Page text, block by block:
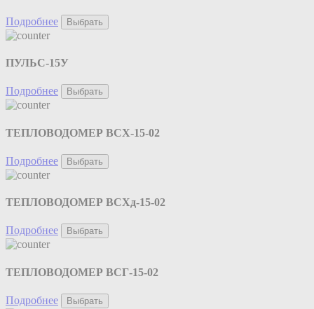
Подробнее Выбрать
ПУЛЬС-15У
Подробнее Выбрать
ТЕПЛОВОДОМЕР ВСХ-15-02
Подробнее Выбрать
ТЕПЛОВОДОМЕР ВСХд-15-02
Подробнее Выбрать
ТЕПЛОВОДОМЕР ВСГ-15-02
Подробнее Выбрать